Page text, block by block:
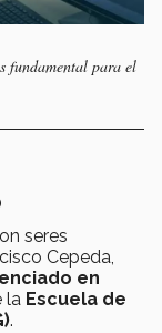
fundamental para el
seres
Cepeda,
en
la Escuela de
.